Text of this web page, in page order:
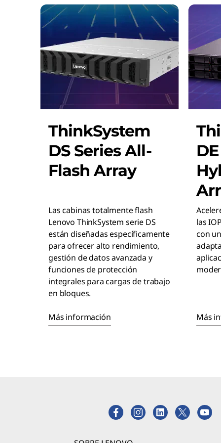
ThinkSystem
DS Series All-
Flash Array
Las cabinas totalmente flash
Lenovo ThinkSystem serie DS
están diseñadas específicamente
para ofrecer alto rendimiento,
gestión de datos avanzada y
funciones de protección
integrales para cargas de trabajo
en bloques.
Más información
las
con
Más